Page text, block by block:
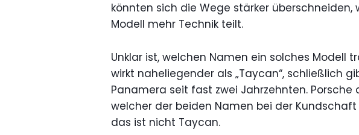
könnten sich die Wege stärker
Modell mehr Technik teilt.
Unklar ist, welchen Namen ein solches Modell
wirkt naheliegender als „Taycan“, schließlich
Panamera seit fast zwei Jahrzehnten. Porsche
welcher der beiden Namen bei der
das ist nicht Taycan.